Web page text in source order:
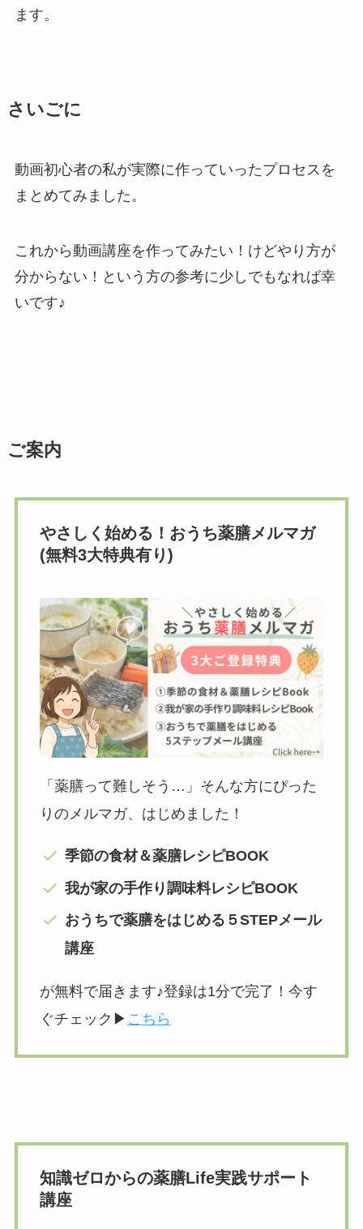
ます。
さいごに
動画初心者の私が実際に作っていったプロセスを
まとめてみました。
これから動画講座を作ってみたい！けどやり方が
分からない！という方の参考に少しでもなれば幸
いです♪
ご案内
やさしく始める！おうち薬膳メルマガ
(無料3大特典有り)
「薬膳って難しそう…」そんな方にぴった
りのメルマガ、はじめました！
季節の食材＆薬膳レシピBOOK
我が家の手作り調味料レシピBOOK
おうちで薬膳をはじめる５STEPメール
講座
が無料で届きます♪登録は1分で完了！今す
ぐチェック▶︎ こちら
知識ゼロからの薬膳Life実践サポート
講座